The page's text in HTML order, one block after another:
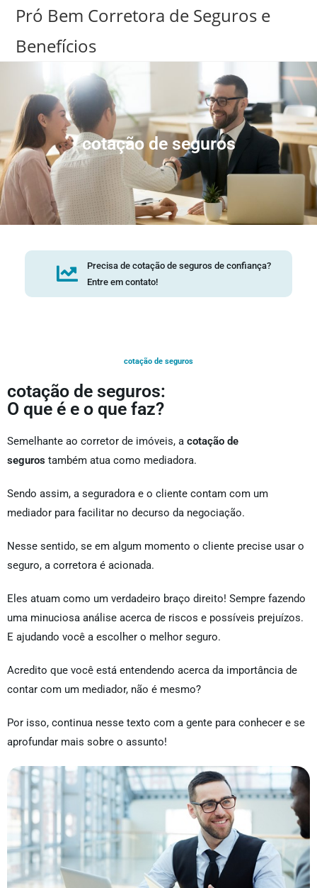
Pró Bem Corretora de Seguros e
Benefícios
cotação de seguros
Precisa de cotação de seguros de confiança?
Entre em contato!
cotação de seguros
cotação de seguros:
O que é e o que faz?
Semelhante ao corretor de imóveis, a cotação de
seguros também atua como mediadora.
Sendo assim, a seguradora e o cliente contam com um
mediador para facilitar no decurso da negociação.
Nesse sentido, se em algum momento o cliente precise usar o
seguro, a corretora é acionada.
Eles atuam como um verdadeiro braço direito! Sempre fazendo
uma minuciosa análise acerca de riscos e possíveis prejuízos.
E ajudando você a escolher o melhor seguro.
Acredito que você está entendendo acerca da importância de
contar com um mediador, não é mesmo?
Por isso, continua nesse texto com a gente para conhecer e se
aprofundar mais sobre o assunto!